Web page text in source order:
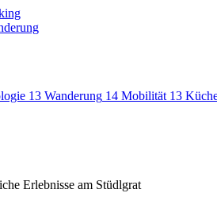
13 Wanderung 14 Mobilität 13
Erlebnisse am Stüdlgrat